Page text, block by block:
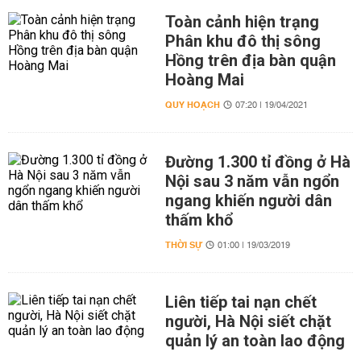
Toàn cảnh hiện trạng
Phân khu đô thị sông
Hồng trên địa bàn quận
Hoàng Mai
QUY HOẠCH 07:20 | 19/04/2021
Đường 1.300 tỉ đồng ở Hà
Nội sau 3 năm vẫn ngổn
ngang khiến người dân
thấm khổ
THỜI SỰ 01:00 | 19/03/2019
Liên tiếp tai nạn chết
người, Hà Nội siết chặt
quản lý an toàn lao động